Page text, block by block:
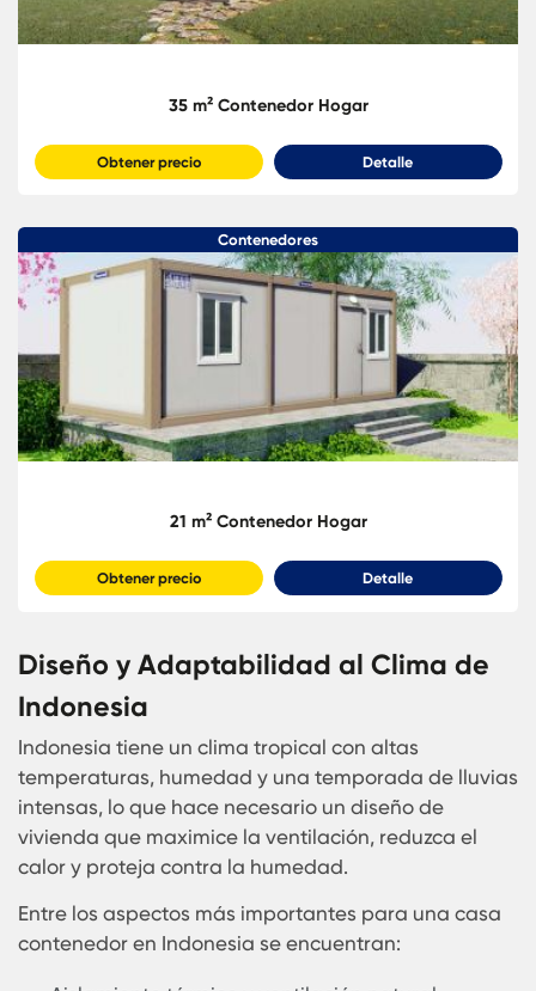
Contenedores
35 m² Contenedor Hogar
Detalle
21 m² Contenedor Hogar
Obtener precio Detalle
Diseño y Adaptabilidad al Clima